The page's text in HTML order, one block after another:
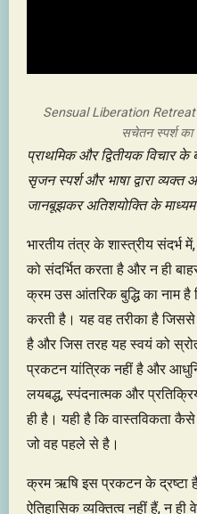
Sensual Liberation Retreat
सचेतन स्पर्श का
प्राथमिक और द्वितीयक विचार
सृजन स्पर्श और भाषा द्वारा
जानबूझकर अतिशयोक्ति के
भारतीय तंत्र के शास्त्रीय
को संदर्भित करता है और न ही
क्रम उस आंतरिक बुद्धि का नाम है
करती है। यह वह तरीका है
है और जिस तरह यह स्वयं को
प्रकटन यांत्रिक नहीं है और
लयबद्ध, स्पंदनात्मक और
ही है। यही है कि वास्तविकता
जो वह पहले से है।
क्रम ऋषि इस प्रकटन के द्रष्टा
ऐतिहासिक व्यक्तित्व नहीं हैं, न